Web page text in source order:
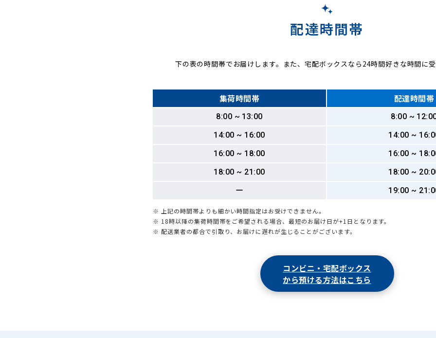
配達時間帯
下の表の時間帯でお届けします。また、宅配ボックスなら24時間好きな時間に
集荷時間帯 配達時間帯
8:00 ~ 13:00
8:00 ~
14:00 ~ 16:00
14:00 ~
16:00 ~ 18:00
16:00 ~
18:00 ~ 21:00
18:00 ~
ー
19:00 ~
※ 上記の時間帯よりも細かい時間指定はお受けできません。
※ 18時以降の集荷時間帯をご希望される場合、最短のお届け日が+1日となります。
※ 配送業者の都合で引取り、お届けに遅れが生じることがございます。
コンビニ・宅配ボックス
から預ける方法はこちら